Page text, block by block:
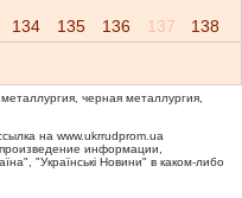
134 135 136 137 138
черная металлургия,
на www.ukrrudprom.ua
информации,
"Українськi Новини" в каком-либо